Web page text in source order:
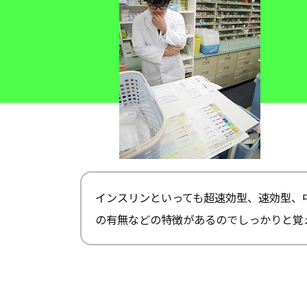
インスリンといっても超速効型、速効型
の有無などの特徴があるのでしっかりと覚